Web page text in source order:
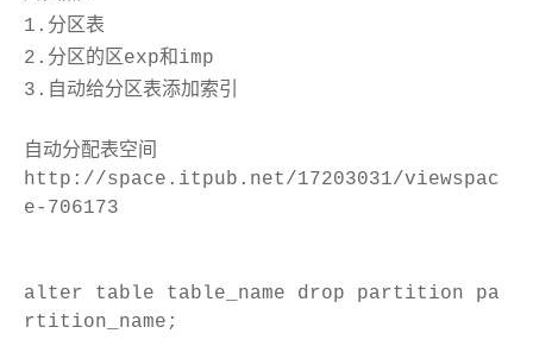
1.分区表
2.分区的区exp和imp
3.自动给分区表添加索引
自动分配表空间
http://space.itpub.net/17203031/viewspac
e-706173
alter table table_name drop partition pa
rtition_name;